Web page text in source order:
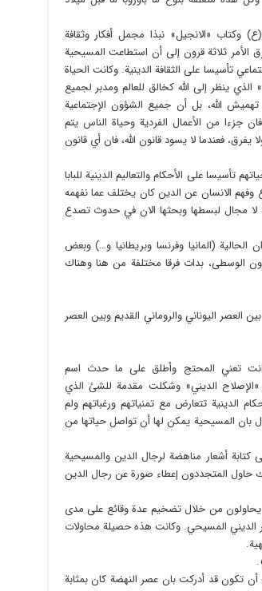
وكتاب «الانجيل» نبذا مجمل أفكار وثقافة
الأمر ثلاثة قرون إلى أن استطاعت المسيحية
تأسيسا على الثقافة الدينية. وكانت الحياة
ينظر إلى الله كخالق للعالم ومدبر لجميع
الله، بل أن جميع الشؤون الإجتماعية
جزءا من الأعمال الفردية وحياة الناس يتم
يفرق، فعندما لا يسود قانون الله، فان أي قانون
على الأحكام والتعاليم الدينية للبابا
وفهم الانسان عن الدين كان يختلف عما نفهمه
مجال لبسطها وبحثها الان في حدوث تصدع
(المانيا وفرنسا وبريطانيا و…) وبعض
الوسطى، بدات فرقا مختلفة من هنا وهناك
اليوناني والروماني القديم وبين العصر
تعني المحتج وأطلق على ما حدث اسم
«الإصلاح الديني» وشكلت مقدمة للشئ الذي
الدينية تتعارض مع تمنياتهم ورغباتهم ولم
بان المسيحية يمكن لها أن تواصل حياتها من
كتابة أشعار مناهضة لرجال الدين والمسيحية
حاول المتجددون إعطاء صورة عن رجال الدين
يحاولون من خلال تضخيم عدة وقائع على مدى
الديني المسيحي. وكانت هذه حصيلة محاولات
تكون قد أدركت بان عصر النهضة كان بمثابة